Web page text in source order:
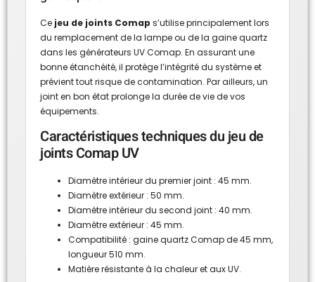
Ce jeu de joints Comap s’utilise principalement lors
du remplacement de la lampe ou de la gaine quartz
dans les générateurs UV Comap. En assurant une
bonne étanchéité, il protège l’intégrité du système et
prévient tout risque de contamination. Par ailleurs, un
joint en bon état prolonge la durée de vie de vos
équipements.
Caractéristiques techniques du jeu de
joints Comap UV
Diamètre intérieur du premier joint : 45 mm.
Diamètre extérieur : 50 mm.
Diamètre intérieur du second joint : 40 mm.
Diamètre extérieur : 45 mm.
Compatibilité : gaine quartz Comap de 45 mm,
longueur 510 mm.
Matière résistante à la chaleur et aux UV.